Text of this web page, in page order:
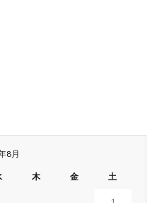
8月
木 金 土